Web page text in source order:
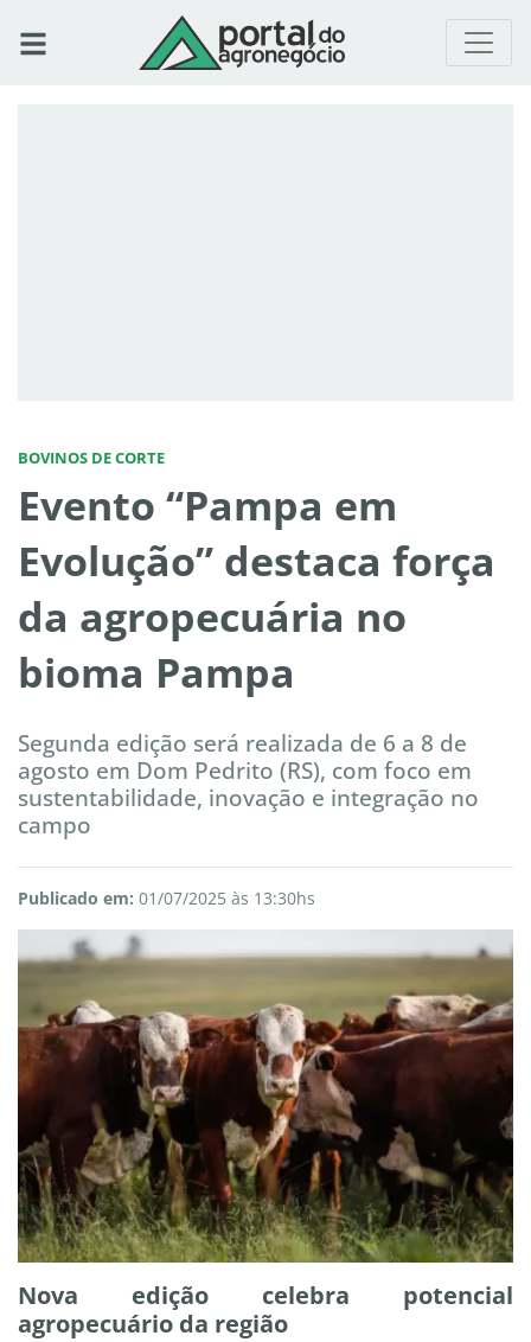
BOVINOS DE CORTE
Evento “Pampa em
Evolução” destaca força
da agropecuária no
bioma Pampa
Segunda edição será realizada de 6 a 8 de
agosto em Dom Pedrito (RS), com foco em
sustentabilidade, inovação e integração no
campo
Publicado em: 01/07/2025 às 13:30hs
Nova edição celebra potencial
agropecuário da região